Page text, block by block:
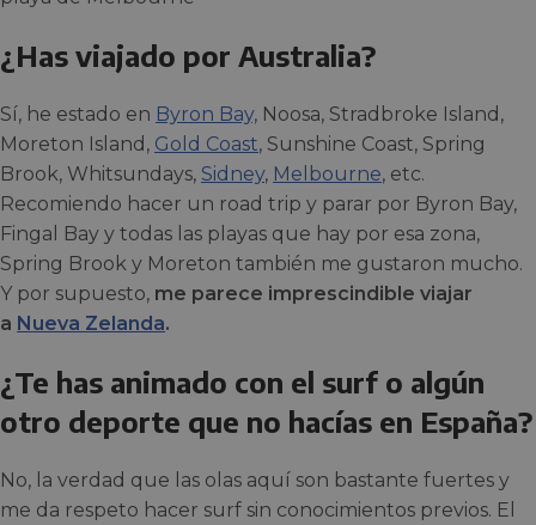
¿Has viajado por Australia?
Sí, he estado en Byron Bay, Noosa, Stradbroke Island,
Moreton Island, Gold Coast, Sunshine Coast, Spring
Brook, Whitsundays, Sidney, Melbourne, etc.
Recomiendo hacer un road trip y parar por Byron Bay,
Fingal Bay y todas las playas que hay por esa zona,
Spring Brook y Moreton también me gustaron mucho.
Y por supuesto, me parece imprescindible viajar
a Nueva Zelanda.
¿Te has animado con el surf o algún
otro deporte que no hacías en España?
No, la verdad que las olas aquí son bastante fuertes y
me da respeto hacer surf sin conocimientos previos. El